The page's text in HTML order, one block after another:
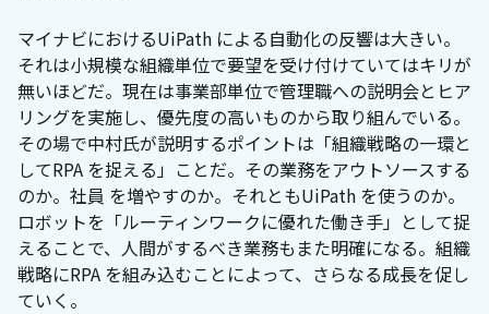
マイナビにおけるUiPath による自動化の反響は大きい。
それは小規模な組織単位で要望を受け付けていてはキリが
無いほどだ。現在は事業部単位で管理職への説明会とヒア
リングを実施し、優先度の高いものから取り組んでいる。
その場で中村氏が説明するポイントは「組織戦略の一環と
してRPA を捉える」ことだ。その業務をアウトソースする
のか。社員 を増やすのか。それともUiPath を使うのか。
ロボットを「ルーティンワークに優れた働き手」として捉
えることで、人間がするべき業務もまた明確になる。組織
戦略にRPA を組み込むことによって、さらなる成長を促し
ていく。